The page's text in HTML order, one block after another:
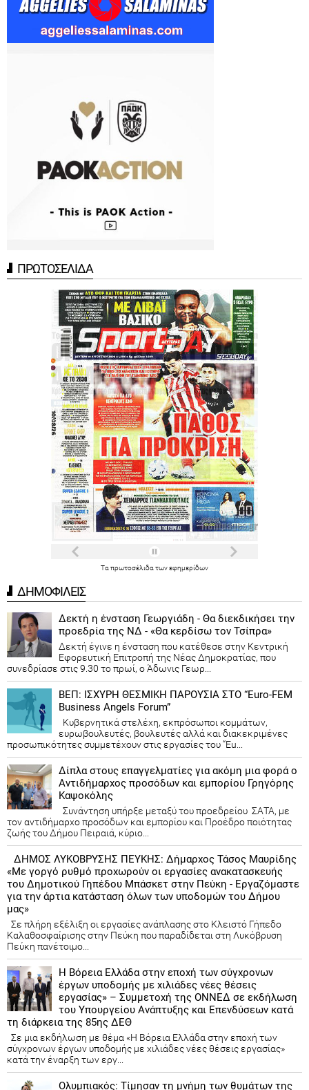
ΠΡΩΤΟΣΕΛΙΔΑ
Ταπρωτοσέλιδατωνεφημερίδων
ΔΗΜΟΦΙΛΕΙΣ
Δεκτή η ένσταση Γεωργιάδη - Θα διεκδικήσει την
προεδρία της ΝΔ - «Θα κερδίσω τον Τσίπρα»
Δεκτή έγινε η ένσταση που κατέθεσε στην Κεντρική
Εφορευτική Επιτροπή της Νέας Δημοκρατίας, που
συνεδρίασε στις 9.30 το πρωί, ο Άδωνις Γεωρ...
ΒΕΠ: ΙΣΧΥΡΗ ΘΕΣΜΙΚΗ ΠΑΡΟΥΣΙΑ ΣΤΟ “Euro-FEM
Business Angels Forum”
Κυβερνητικά στελέχη, εκπρόσωποι κομμάτων,
ευρωβουλευτές, βουλευτές αλλά και διακεκριμένες
προσωπικότητες συμμετέχουν στις εργασίες του “Eu...
Δίπλα στους επαγγελματίες για ακόμη μια φορά ο
Αντιδήμαρχος προσόδων και εμπορίου Γρηγόρης
Καψοκόλης
Συνάντηση υπήρξε μεταξύ του προεδρείου ΣΑΤΑ, με
τον αντιδήμαρχο προσόδων και εμπορίου και Προέδρο ποιότητας
ζωής του Δήμου Πειραιά, κύριο...
ΔΗΜΟΣ ΛΥΚΟΒΡΥΣΗΣ ΠΕΥΚΗΣ: Δήμαρχος Τάσος Μαυρίδης
«Με γοργό ρυθμό προχωρούν οι εργασίες ανακατασκευής
του Δημοτικού Γηπέδου Μπάσκετ στην Πεύκη - Εργαζόμαστε
για την άρτια κατάσταση όλων των υποδομών του Δήμου
μας»
Σε πλήρη εξέλιξη οι εργασίες ανάπλασης στο Κλειστό Γήπεδο
Καλαθοσφαίρισης στην Πεύκη που παραδίδεται στη Λυκόβρυση
Πεύκη πανέτοιμο...
Η Βόρεια Ελλάδα στην εποχή των σύγχρονων
έργων υποδομής με χιλιάδες νέες θέσεις
εργασίας» – Συμμετοχή της ΟΝΝΕΔ σε εκδήλωση
του Υπουργείου Ανάπτυξης και Επενδύσεων κατά
τη διάρκεια της 85ης ΔΕΘ
Σε μια εκδήλωση με θέμα «Η Βόρεια Ελλάδα στην εποχή των
σύγχρονων έργων υποδομής με χιλιάδες νέες θέσεις εργασίας»
κατά την έναρξη των εργ...
Ολυμπιακός: Τίμησαν τη μνήμη των θυμάτων της